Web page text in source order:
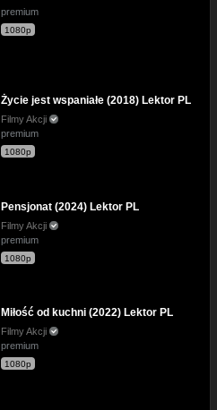
premium
1080p
Życie jest wspaniałe (2018) Lektor PL
Filmy Akcji
premium
1080p
Pensjonat (2024) Lektor PL
Filmy Akcji
premium
1080p
Miłość od kuchni (2022) Lektor PL
Filmy Akcji
premium
1080p